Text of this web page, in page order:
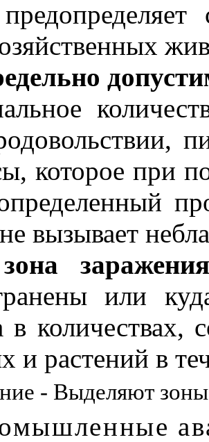
которое при
вызывает
зона
или
в количествах,
и растений в
- Выделяют зоны